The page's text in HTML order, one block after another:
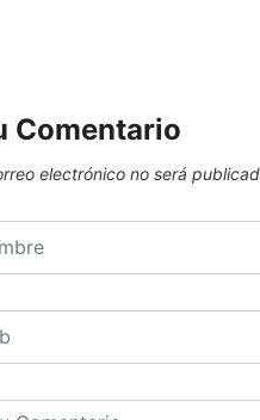
Comentario
electrónico no será